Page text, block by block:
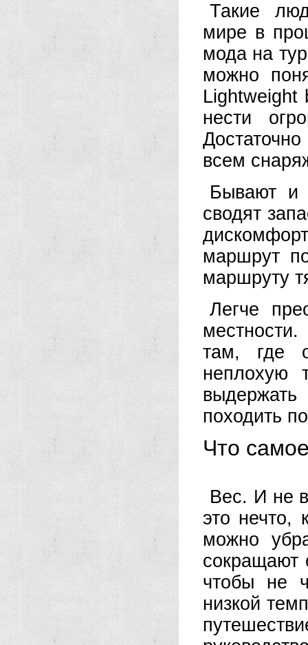
Такие
мире в
мода на
можно
Lightweight
нести
всем
Бывают и
сводят
маршрут
маршруту
Легче
там, где
неплохую
походить
Что
Вес. И не
это нечто,
можно
сокращают
чтобы не
низкой